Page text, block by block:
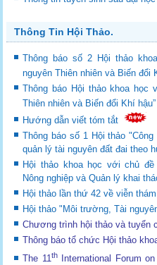
Thông Tin Hội Thảo.
Thông báo số 2 Hội thảo
nguyên Thiên nhiên và Biến đổi
Thông báo Hội thảo khoa học
Thiên nhiên và Biến đổi Khí
Hướng dẫn viết tóm tắt
Thông báo số 1 Hội thảo
quản lý tài nguyên đất đai theo
Hội thảo khoa học với chủ
Nông nghiệp và Quản lý khai
Hội thảo lần thứ 42 về viễn
Hội thảo "Môi trường, Tài
Chương trình hội thảo và tuyển
Thông báo tổ chức Hội thảo
The 11thInternational Forum on